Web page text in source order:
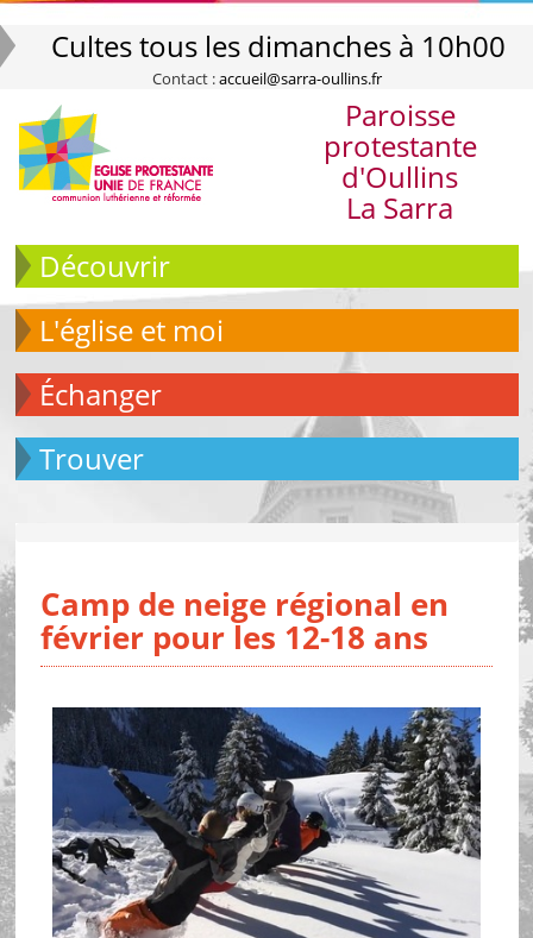
Cultes tous les dimanches à 10h00
Contact :accueil@sarra-oullins.fr
Paroisse
protestante
d'Oullins
La Sarra
Découvrir
L'église et moi
échanger
Trouver
Camp de neige régional en
février pour les 12-18 ans